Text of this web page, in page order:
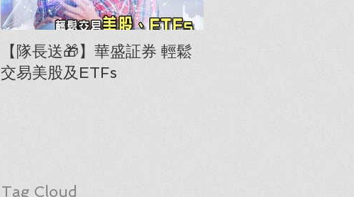
【隊長送🎁】華盛証券 輕鬆
交易美股及ETFs
Tag Cloud